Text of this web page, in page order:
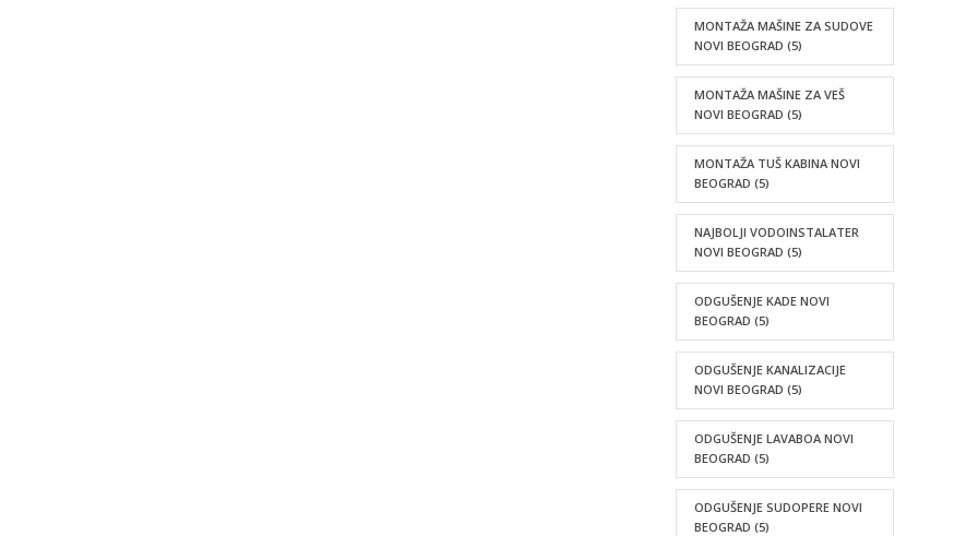
MONTAŽA MAŠINE ZA SUDOVE
NOVI BEOGRAD (5)
MONTAŽA MAŠINE ZA VEŠ
NOVI BEOGRAD (5)
MONTAŽA TUŠ KABINA NOVI
BEOGRAD (5)
NAJBOLJI VODOINSTALATER
NOVI BEOGRAD (5)
ODGUŠENJE KADE NOVI
BEOGRAD (5)
ODGUŠENJE KANALIZACIJE
NOVI BEOGRAD (5)
ODGUŠENJE LAVABOA NOVI
BEOGRAD (5)
ODGUŠENJE SUDOPERE NOVI
BEOGRAD (5)